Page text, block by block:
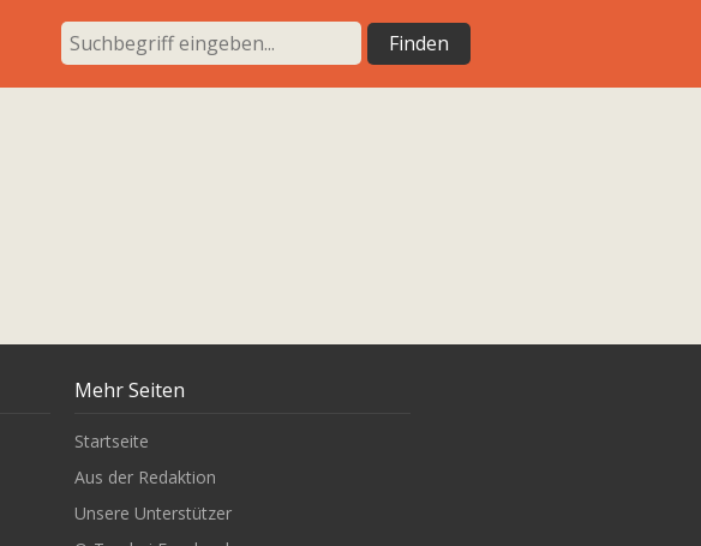
Mehr Seiten
Startseite
Aus der Redaktion
Unsere Unterstützer